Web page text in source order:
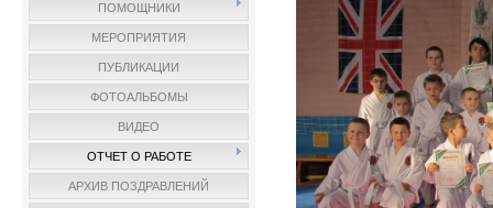
ПОМОЩНИКИ
МЕРОПРИЯТИЯ
ПУБЛИКАЦИИ
ФОТОАЛЬБОМЫ
ВИДЕО
ОТЧЕТ О РАБОТЕ
АРХИВ ПОЗДРАВЛЕНИЙ